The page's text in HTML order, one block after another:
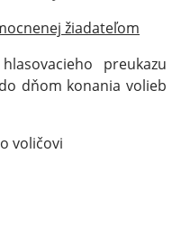
žiadateľom
preukazu
dňom konania volieb
voličovi